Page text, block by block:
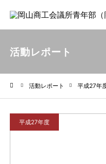
活動レポート
活動レポート 平成27年
平成27年度